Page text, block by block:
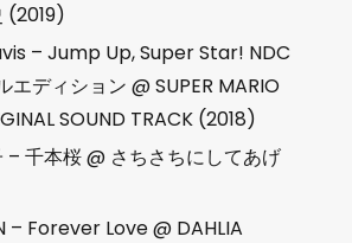
(2019)
– Jump Up, Super Star! NDC
エディション @ SUPER MARIO
SOUND TRACK (2018)
– 千本桜 @ さちさちにしてあげ
– Forever Love @ DAHLIA